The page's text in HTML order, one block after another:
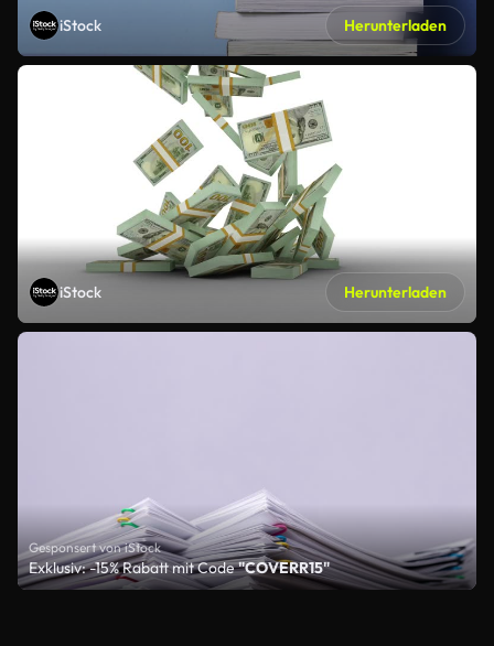
iStock Herunterladen
iStock Herunterladen
Gesponsert von iStock
Exklusiv: -15% Rabatt mit Code"COVERR15"